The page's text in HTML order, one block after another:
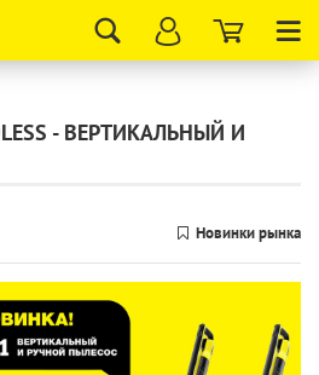
- ВЕРТИКАЛЬНЫЙ И
Новинки рынка